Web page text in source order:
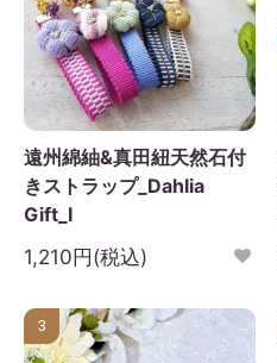
遠州綿紬&真田紐天然石付
きストラップ_Dahlia
Gift_I
1,210円(税込)
3